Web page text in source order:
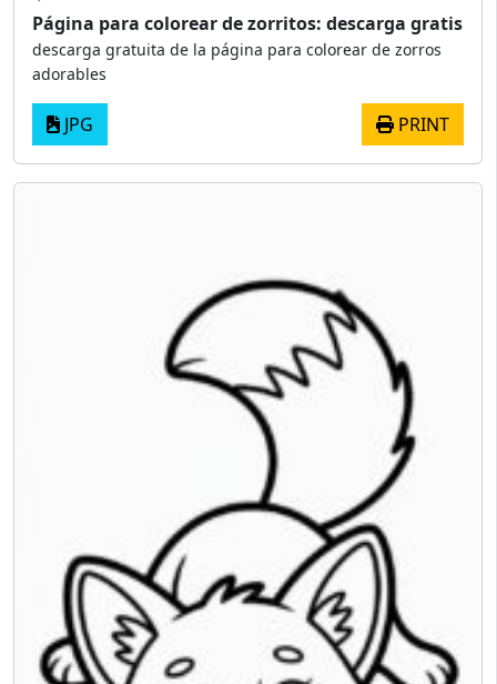
Página para colorear de zorritos: descarga gratis
descarga gratuita de la página para colorear de zorros
adorables
JPG PRINT